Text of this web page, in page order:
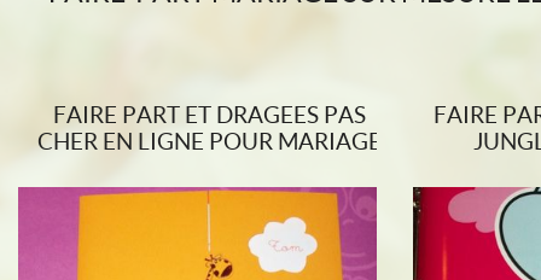
FAIRE PART ET DRAGEES PAS
CHER EN LIGNE POUR MARIAGE
FAIRE